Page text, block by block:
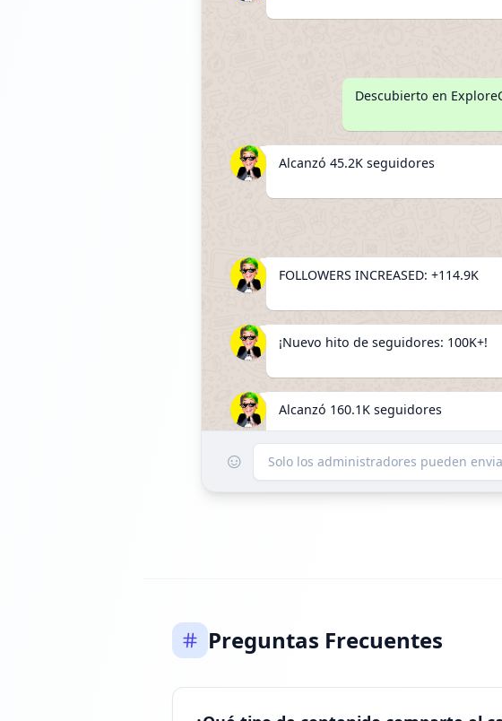
Descubierto en
Alcanzó 45.2K seguidores
FOLLOWERS INCREASED: +114.9K
¡Nuevo hito de seguidores: 100K+!
Alcanzó 160.1K seguidores
☺ Solo los administradores pueden
Preguntas Frecuentes